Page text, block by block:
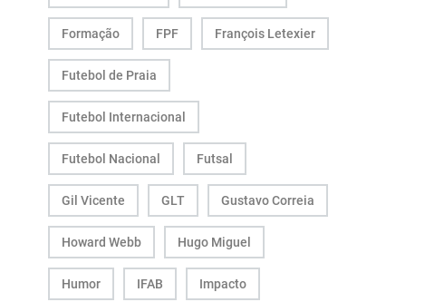
Formação FPF François Letexier
Futebol de Praia
Futebol Internacional
Futebol Nacional Futsal
Gil Vicente GLT Gustavo Correia
Howard Webb Hugo Miguel
Humor IFAB Impacto